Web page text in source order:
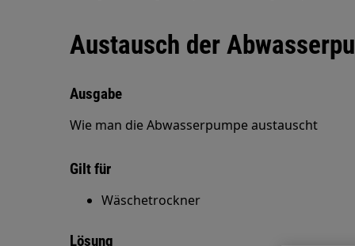
Austausch der
Ausgabe
Wie man die Abwasserpumpe austauscht
Gilt für
Wäschetrockner
Lösung